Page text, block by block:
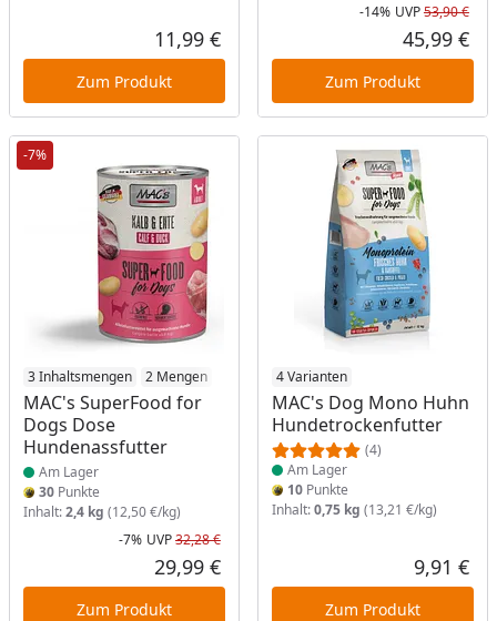
Aktueller Preis
11,99 €
Zum Produkt
-14% UVP53,90 €
45,99 €
Zum Produkt
-7%
3 Inhaltsmengen 2 Mengen
MAC's SuperFood for
Dogs Dose
Hundenassfutter
Produkt am Lager
Am Lager
30 Punkte
Inhalt:2,4 kg (12,50 €/kg)
Rabatt in Prozent
-7%
Ursprünglicher Preis
UVP32,28 €
Aktueller Preis
29,99 €
Zum Produkt
4 Varianten
MAC's Dog Mono Huhn
Hundetrockenfutter
(4)
Produkt am Lager
Am Lager
10Punkte
Inhalt:0,75 kg (13,21 €/kg)
9,91 €
Zum Produkt